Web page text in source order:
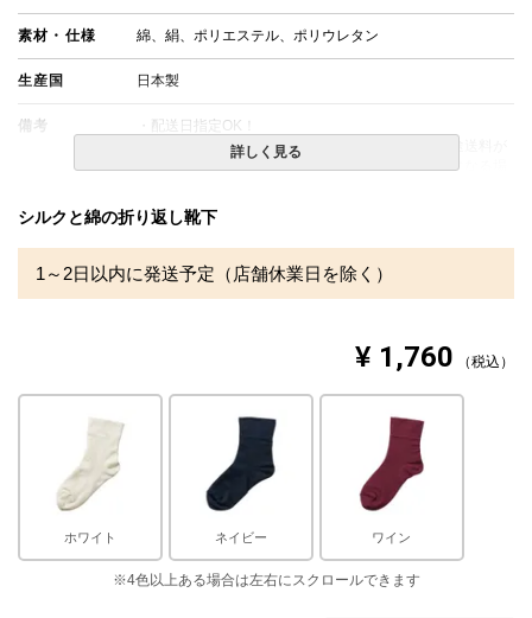
素材・仕様 綿、絹、ポリエステル、ポリウレタン
生産国 日本製
備考
・配送日指定OK！
※北海道・沖縄・離島等一部地域へのお届けは別途送料が
発生する場合がございます。また発送予定も変更になる場
・商品が到着いたしましたら、梱包材に著しい破れや、箱
に穴など破損がないか点検をお願いいたします。万が一、
商品に破損がある場合は、ご連絡くださいますようお願い
申し上げます。
詳しく見る
シルクと綿の折り返し靴下
1～2日以内に発送予定（店舗休業日を除く）
¥ 1,760 税込
ホワイト ネイビー ワイン